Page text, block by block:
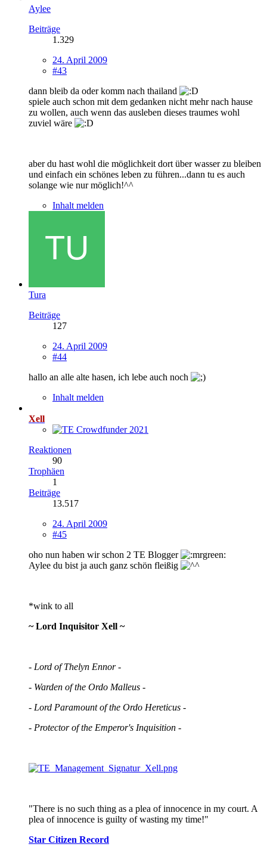
Aylee
Beiträge
1.329
24. April 2009
#43
dann bleib da oder komm nach thailand
spiele auch schon mit dem gedanken nicht mehr nach hause
zu wollen, auch wenn das ausleben dieses traumes wohl
zuviel wäre
aber du hast wohl die möglichkeit dort über wasser zu bleiben
und einfach ein schönes leben zu führen...dann tu es auch
solange wie nur möglich!^^
Inhalt melden
Tura
Beiträge
127
24. April 2009
#44
hallo an alle alte hasen, ich lebe auch noch
Inhalt melden
Xell
Reaktionen
90
Trophäen
1
Beiträge
13.517
24. April 2009
#45
oho nun haben wir schon 2 TE Blogger
Aylee du bist ja auch ganz schön fleißig
*wink to all
~ Lord Inquisitor Xell ~
- Lord of Thelyn Ennor -
- Warden of the Ordo Malleus -
- Lord Paramount of the Ordo Hereticus -
- Protector of the Emperor's Inquisition -
"There is no such thing as a plea of innocence in my court. A
plea of innocence is guilty of wasting my time!"
Star Citizen Record